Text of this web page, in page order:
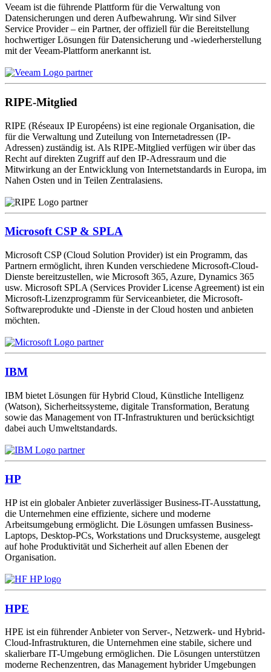
Veeam ist die führende Plattform für die Verwaltung von
Datensicherungen und deren Aufbewahrung. Wir sind Silver
Service Provider – ein Partner, der offiziell für die Bereitstellung
hochwertiger Lösungen für Datensicherung und -wiederherstellung
mit der Veeam-Plattform anerkannt ist.
RIPE-Mitglied
RIPE (Réseaux IP Européens) ist eine regionale Organisation, die
für die Verwaltung und Zuteilung von Internetadressen (IP-
Adressen) zuständig ist. Als RIPE-Mitglied verfügen wir über das
Recht auf direkten Zugriff auf den IP-Adressraum und die
Mitwirkung an der Entwicklung von Internetstandards in Europa, im
Nahen Osten und in Teilen Zentralasiens.
Microsoft CSP & SPLA
Microsoft CSP (Cloud Solution Provider) ist ein Programm, das
Partnern ermöglicht, ihren Kunden verschiedene Microsoft-Cloud-
Dienste bereitzustellen, wie Microsoft 365, Azure, Dynamics 365
usw. Microsoft SPLA (Services Provider License Agreement) ist ein
Microsoft-Lizenzprogramm für Serviceanbieter, die Microsoft-
Softwareprodukte und -Dienste in der Cloud hosten und anbieten
möchten.
IBM
IBM bietet Lösungen für Hybrid Cloud, Künstliche Intelligenz
(Watson), Sicherheitssysteme, digitale Transformation, Beratung
sowie das Management von IT-Infrastrukturen und berücksichtigt
dabei auch Umweltstandards.
HP
HP ist ein globaler Anbieter zuverlässiger Business-IT-Ausstattung,
die Unternehmen eine effiziente, sichere und moderne
Arbeitsumgebung ermöglicht. Die Lösungen umfassen Business-
Laptops, Desktop-PCs, Workstations und Drucksysteme, ausgelegt
auf hohe Produktivität und Sicherheit auf allen Ebenen der
Organisation.
HPE
HPE ist ein führender Anbieter von Server-, Netzwerk- und Hybrid-
Cloud-Infrastrukturen, die Unternehmen eine stabile, sichere und
skalierbare IT-Umgebung ermöglichen. Die Lösungen unterstützen
moderne Rechenzentren, das Management hybrider Umgebungen